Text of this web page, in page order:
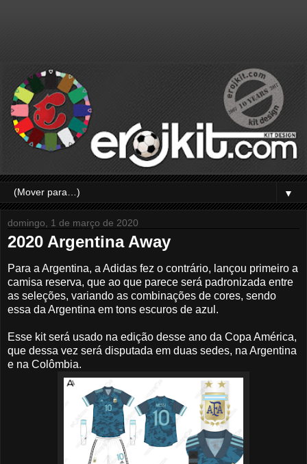
▼
domingo, 1 de março de 2020
2020 Argentina Away
Para a Argentina, a Adidas fez o contrário, lançou primeiro a
camisa reserva, que ao que parece será padronizada entre
as seleções, variando as combinações de cores, sendo
essa da Argentina em tons escuros de azul.
Esse kit será usado na edição desse ano da Copa América,
que dessa vez será disputada em duas sedes, na Argentina
e na Colômbia.